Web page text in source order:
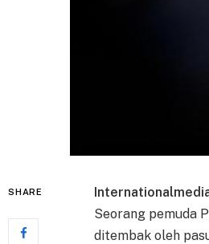
SHARE
Seorang pemuda
ditembak oleh